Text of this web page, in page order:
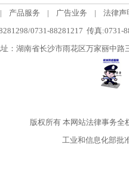
| 产品服务 | 广告业务 |
法律声
0731-88281217 传真:0731-
：湖南省长沙市雨花区万家丽中
版权所有本网站法律事务全
工业和信息化部批